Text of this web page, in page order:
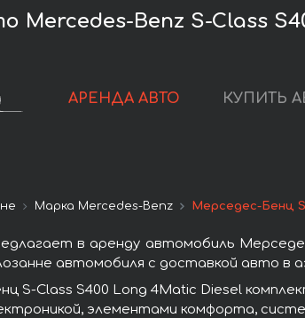
Mercedes-Benz S-Class
АРЕНДА АВТО КУПИТЬ
Марка Mercedes-Benz Мерседес-Бенц
в аренду автомобиль
автомобиля с доставкой авто в
S-Class S400 Long 4Matic Diesel
элементами комфорта,